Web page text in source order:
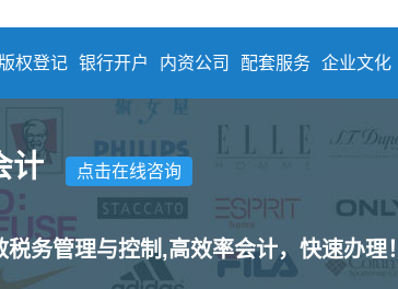
版权登记 银行开户 内资公司 配套服务 企业文化
计 点击在线咨询
务管理与控制,高效率会计，快速办理！